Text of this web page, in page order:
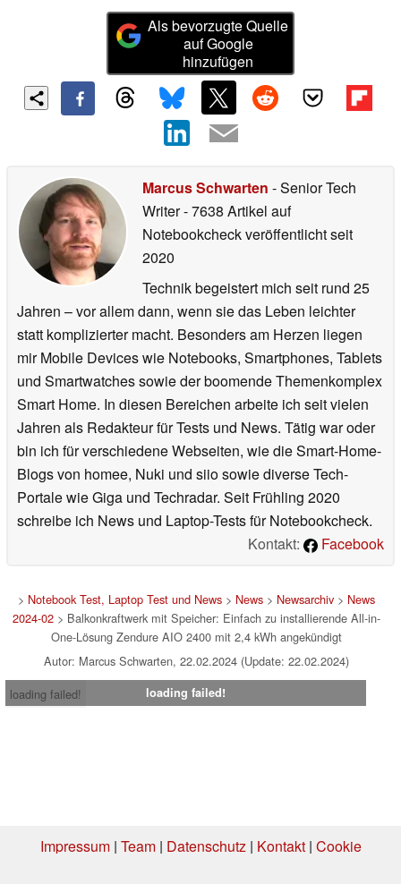
Als bevorzugte Quelle
auf Google
hinzufügen
Marcus Schwarten - Senior Tech
Writer- 7638 Artikel auf
Notebookcheck veröffentlichtseit
2020
Technik begeistert mich seit rund 25
Jahren – vor allem dann, wenn sie das Leben leichter
statt komplizierter macht. Besonders am Herzen liegen
mir Mobile Devices wie Notebooks, Smartphones, Tablets
und Smartwatches sowie der boomende Themenkomplex
Smart Home. In diesen Bereichen arbeite ich seit vielen
Jahren als Redakteur für Tests und News. Tätig war oder
bin ich für verschiedene Webseiten, wie die Smart-Home-
Blogs von homee, Nuki und siio sowie diverse Tech-
Portale wie Giga und Techradar. Seit Frühling 2020
schreibe ich News und Laptop-Tests für Notebookcheck.
Kontakt:
Facebook
> Notebook Test, Laptop Test und News> News> Newsarchiv> News
2024-02> Balkonkraftwerk mit Speicher: Einfach zu installierende All-in-
One-Lösung Zendure AIO 2400 mit 2,4 kWh angekündigt
Autor: Marcus Schwarten, 22.02.2024 (Update: 22.02.2024)
loading failed!
loading failed!
Impressum| Team| Datenschutz| Kontakt| Cookie